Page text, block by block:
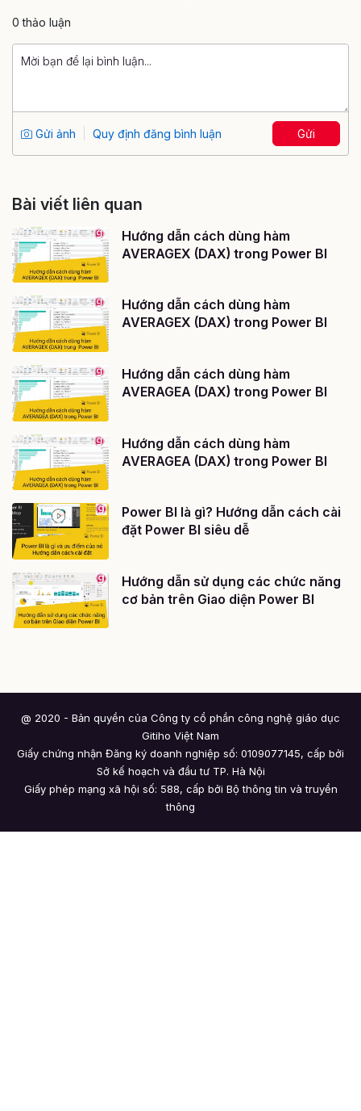
0 thảo luận
Gửi ảnh Quy định đăng bình luận Gửi
Bài viết liên quan
Hướng dẫn cách dùng hàm
AVERAGEX (DAX) trong Power BI
Hướng dẫn cách dùng hàm
AVERAGEX (DAX) trong Power BI
Hướng dẫn cách dùng hàm
AVERAGEA (DAX) trong Power BI
Hướng dẫn cách dùng hàm
AVERAGEA (DAX) trong Power BI
Power BI là gì? Hướng dẫn cách cài
đặt Power BI siêu dễ
Hướng dẫn sử dụng các chức năng
cơ bản trên Giao diện Power BI
@ 2020 - Bản quyền của Công ty cổ phần công nghệ giáo dục
Gitiho Việt Nam
Giấy chứng nhận Đăng ký doanh nghiệp số: 0109077145, cấp bởi
Sở kế hoạch và đầu tư TP. Hà Nội
Giấy phép mạng xã hội số: 588, cấp bởi Bộ thông tin và truyền
thông